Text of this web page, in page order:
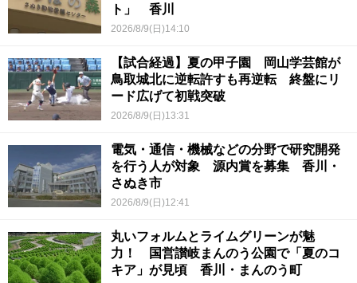
ト」 香川
2026/8/9(日)14:10
【試合経過】夏の甲子園 岡山学芸館が
鳥取城北に逆転許すも再逆転 終盤にリ
ード広げて初戦突破
2026/8/9(日)13:31
電気・通信・機械などの分野で研究開発
を行う人が対象 源内賞を募集 香川・
さぬき市
2026/8/9(日)12:41
丸いフォルムとライムグリーンが魅
力！ 国営讃岐まんのう公園で「夏のコ
キア」が見頃 香川・まんのう町